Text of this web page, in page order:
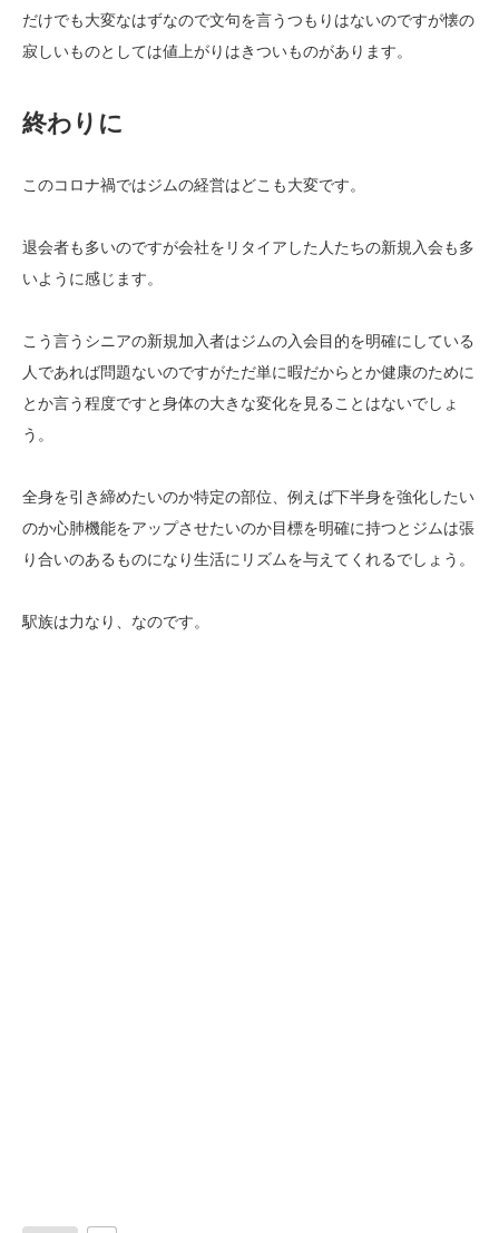
だけでも大変なはずなので文句を言うつもりはないのですが懐の
寂しいものとしては値上がりはきついものがあります。
終わりに
このコロナ禍ではジムの経営はどこも大変です。
退会者も多いのですが会社をリタイアした人たちの新規入会も多
いように感じます。
こう言うシニアの新規加入者はジムの入会目的を明確にしている
人であれば問題ないのですがただ単に暇だからとか健康のために
とか言う程度ですと身体の大きな変化を見ることはないでしょ
う。
全身を引き締めたいのか特定の部位、例えば下半身を強化したい
のか心肺機能をアップさせたいのか目標を明確に持つとジムは張
り合いのあるものになり生活にリズムを与えてくれるでしょう。
駅族は力なり、なのです。